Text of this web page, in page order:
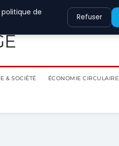
& SOCIÉTÉ ÉCONOMIE CIRCULAIRE
de
Refuser